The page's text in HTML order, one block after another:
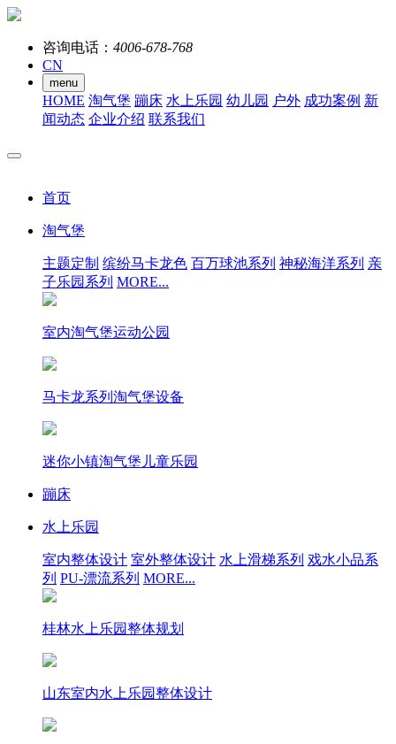
咨询电话： 4006-678-768
CN
menu
HOME 淘气堡 蹦床 水上乐园 幼儿园 户外 成功案例 新
闻动态 企业介绍 联系我们
首页
淘气堡
主题定制 缤纷马卡龙色 百万球池系列 神秘海洋系列 亲
子乐园系列 MORE...
室内淘气堡运动公园
马卡龙系列淘气堡设备
迷你小镇淘气堡儿童乐园
蹦床
水上乐园
室内整体设计 室外整体设计 水上滑梯系列 戏水小品系
列 PU-漂流系列 MORE...
桂林水上乐园整体规划
山东室内水上乐园整体设计